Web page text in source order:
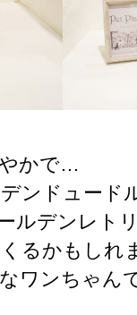
かで…
ンドュード
ルデンレト
るかもしれ
ワンちゃん